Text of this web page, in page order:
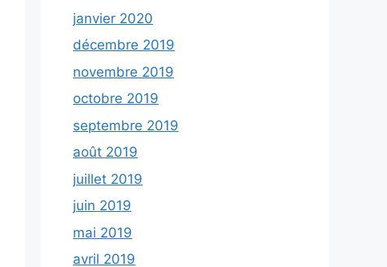
janvier 2020
décembre 2019
novembre 2019
octobre 2019
septembre 2019
août 2019
juillet 2019
juin 2019
mai 2019
avril 2019